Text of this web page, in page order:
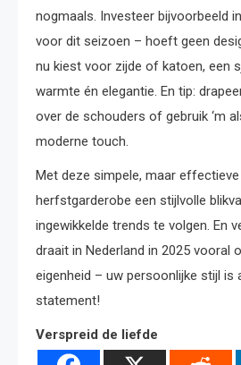
nogmaals. Investeer bijvoorbeeld
voor dit seizoen – hoeft geen
nu kiest voor zijde of katoen, een
warmte én elegantie. En tip:
over de schouders of gebruik ‘m
moderne touch.
Met deze simpele, maar
herfstgarderobe een stijlvolle
ingewikkelde trends te volgen. En
draait in Nederland in 2025 vooral
eigenheid – uw persoonlijke stijl is
statement!
Verspreid de liefde